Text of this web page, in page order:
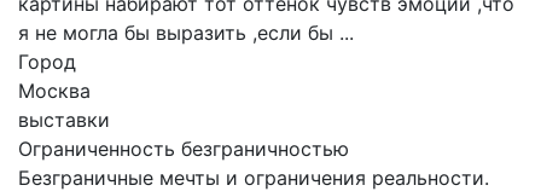
я не могла бы выразить ,если бы ...
Город
Москва
выставки
Ограниченность безграничностью
Безграничные мечты и ограничения реальности.